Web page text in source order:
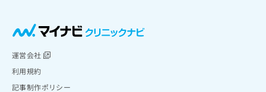
運営会社
利用規約
記事制作ポリシー